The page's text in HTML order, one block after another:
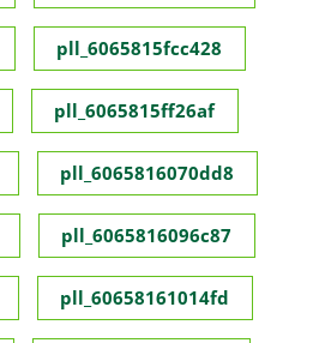
pll_6065815fcc428
pll_6065815ff26af
pll_6065816070dd8
pll_6065816096c87
pll_60658161014fd